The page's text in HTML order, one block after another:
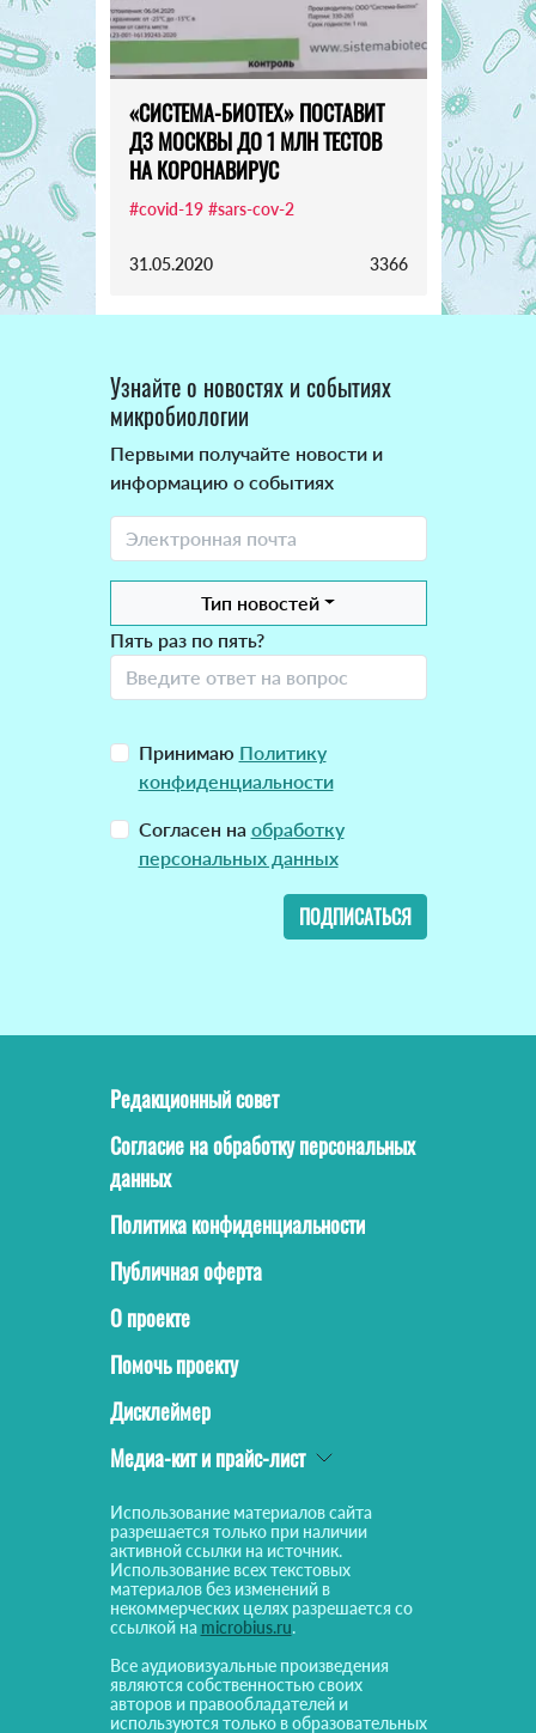
«СИСТЕМА-БИОТЕХ» ПОСТАВИТ
ДЗ МОСКВЫ ДО 1 МЛН ТЕСТОВ
НА КОРОНАВИРУС
#covid-19 #sars-cov-2
31.05.2020 3366
Узнайте о новостях и событиях
микробиологии
Первыми получайте новости и
информацию о событиях
Тип новостей
Пять раз по пять?
Принимаю Политику
конфиденциальности
Согласен на обработку
персональных данных
ПОДПИСАТЬСЯ
Редакционный совет
Согласие на обработку персональных
данных
Политика конфиденциальности
Публичная оферта
О проекте
Помочь проекту
Дисклеймер
Медиа-кит и прайс-лист
Использование материалов сайта
разрешается только при наличии
активной ссылки на источник.
Использование всех текстовых
материалов без изменений в
некоммерческих целях разрешается со
ссылкой на microbius.ru.
Все аудиовизуальные произведения
являются собственностью своих
авторов и правообладателей и
используются только в образовательных